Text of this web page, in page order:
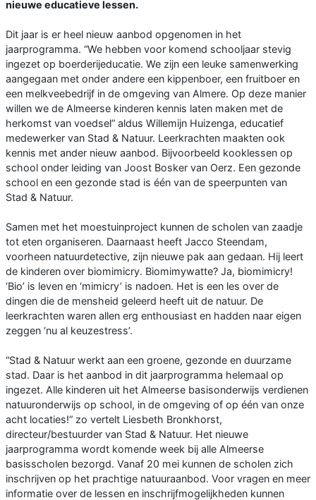
nieuwe educatieve lessen.
Dit jaar is er heel nieuw aanbod opgenomen in het
jaarprogramma. “We hebben voor komend schooljaar stevig
ingezet op boerderijeducatie. We zijn een leuke samenwerking
aangegaan met onder andere een kippenboer, een fruitboer en
een melkveebedrijf in de omgeving van Almere. Op deze manier
willen we de Almeerse kinderen kennis laten maken met de
herkomst van voedsel” aldus Willemijn Huizenga, educatief
medewerker van Stad & Natuur. Leerkrachten maakten ook
kennis met ander nieuw aanbod. Bijvoorbeeld kooklessen op
school onder leiding van Joost Bosker van Oerz. Een gezonde
school en een gezonde stad is één van de speerpunten van
Stad & Natuur.
Samen met het moestuinproject kunnen de scholen van zaadje
tot eten organiseren. Daarnaast heeft Jacco Steendam,
voorheen natuurdetective, zijn nieuwe pak aan gedaan. Hij leert
de kinderen over biomimicry. Biomimywatte? Ja, biomimicry!
‘Bio’ is leven en ‘mimicry’ is nadoen. Het is een les over de
dingen die de mensheid geleerd heeft uit de natuur. De
leerkrachten waren allen erg enthousiast en hadden naar eigen
zeggen ‘nu al keuzestress’.
“Stad & Natuur werkt aan een groene, gezonde en duurzame
stad. Daar is het aanbod in dit jaarprogramma helemaal op
ingezet. Alle kinderen uit het Almeerse basisonderwijs verdienen
natuuronderwijs op school, in de omgeving of op één van onze
acht locaties!” zo vertelt Liesbeth Bronkhorst,
directeur/bestuurder van Stad & Natuur. Het nieuwe
jaarprogramma wordt komende week bij alle Almeerse
basisscholen bezorgd. Vanaf 20 mei kunnen de scholen zich
inschrijven op het prachtige natuuraanbod. Voor vragen en meer
informatie over de lessen en inschrijfmogelijkheden kunnen